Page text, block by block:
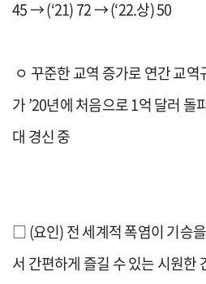
45→(‘21) 72→(‘22.상)50
ㅇ 꾸준한 교역 증가로 연간교역
가’20년에 처음으로1억 달러 돌
대 경신중
□(요인)전 세계적폭염이 기승
서 간편하게 즐길 수 있는 시원한